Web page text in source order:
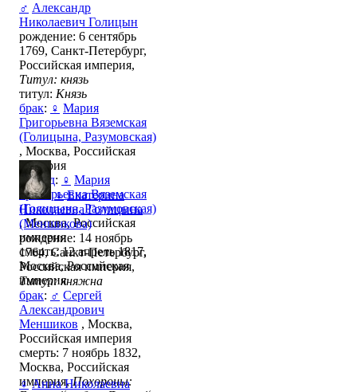
♂ Александр
Николаевич Голицын
рождение: 6 сентябрь
1769, Санкт-Петербург,
Российская империя,
Титул: князь
титул: Князь
брак: ♀ Мария
Григорьевна Вяземская
(Голицына, Разумовская)
, Москва, Российская
империя
развод: ♀ Мария
Григорьевна Вяземская
(Голицына, Разумовская)
, Москва, Российская
империя
смерть: 12 апрель 1817,
Москва, Российская
империя
♀ Екатерина
Николаевна Голицына
(Меншикова)
рождение: 14 ноябрь
1764, Санкт-Петербург,
Российская империя,
Титул: княжна
брак: ♂ Сергей
Александрович
Меншиков , Москва,
Российская империя
смерть: 7 ноябрь 1832,
Москва, Российская
империя,Похороны:
♀ Анна Николаевна